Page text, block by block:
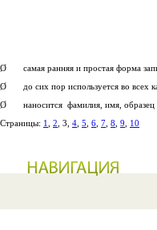
Ø самая ранняя и простая форма
Ø до сих пор использу­ется во всех
Ø наносится фамилия, имя, обра­зец
Страницы: 1 2 , 3, 4 5 6 7 8 9 10